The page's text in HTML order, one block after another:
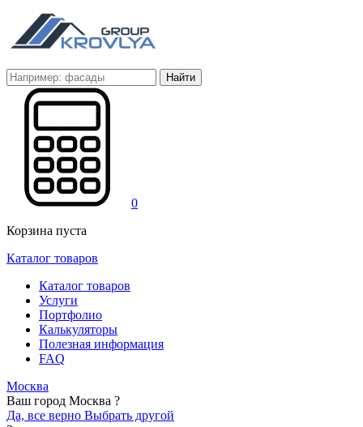
Найти
0
Корзина пуста
Каталог товаров
Каталог товаров
Услуги
Портфолио
Калькуляторы
Полезная информация
FAQ
Москва
Ваш город Москва ?
Да, все верно Выбрать другой